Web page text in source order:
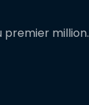
premier million.